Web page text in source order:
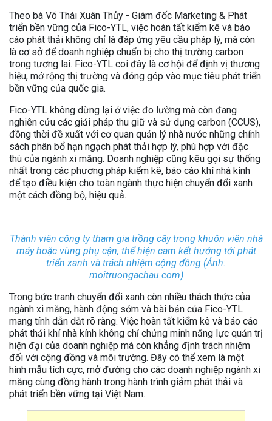
Theo bà Võ Thái Xuân Thủy - Giám đốc Marketing & Phát
triển bền vững của Fico-YTL, việc hoàn tất kiểm kê và báo
cáo phát thải không chỉ là đáp ứng yêu cầu pháp lý, mà còn
là cơ sở để doanh nghiệp chuẩn bị cho thị trường carbon
trong tương lai. Fico-YTL coi đây là cơ hội để định vị thương
hiệu, mở rộng thị trường và đóng góp vào mục tiêu phát triển
bền vững của quốc gia.
Fico-YTL không dừng lại ở việc đo lường mà còn đang
nghiên cứu các giải pháp thu giữ và sử dụng carbon (CCUS),
đồng thời đề xuất với cơ quan quản lý nhà nước những chính
sách phân bổ hạn ngạch phát thải hợp lý, phù hợp với đặc
thù của ngành xi măng. Doanh nghiệp cũng kêu gọi sự thống
nhất trong các phương pháp kiểm kê, báo cáo khí nhà kính
để tạo điều kiện cho toàn ngành thực hiện chuyển đổi xanh
một cách đồng bộ, hiệu quả.
Thành viên công ty tham gia trồng cây trong khuôn viên nhà
máy hoặc vùng phụ cận, thể hiện cam kết hướng tới phát
triển xanh và trách nhiệm cộng đồng (Ảnh:
moitruongachau.com)
Trong bức tranh chuyển đổi xanh còn nhiều thách thức của
ngành xi măng, hành động sớm và bài bản của Fico-YTL
mang tính dẫn dắt rõ ràng. Việc hoàn tất kiểm kê và báo cáo
phát thải khí nhà kính không chỉ chứng minh năng lực quản trị
hiện đại của doanh nghiệp mà còn khẳng định trách nhiệm
đối với cộng đồng và môi trường. Đây có thể xem là một
hình mẫu tích cực, mở đường cho các doanh nghiệp ngành xi
măng cùng đồng hành trong hành trình giảm phát thải và
phát triển bền vững tại Việt Nam.